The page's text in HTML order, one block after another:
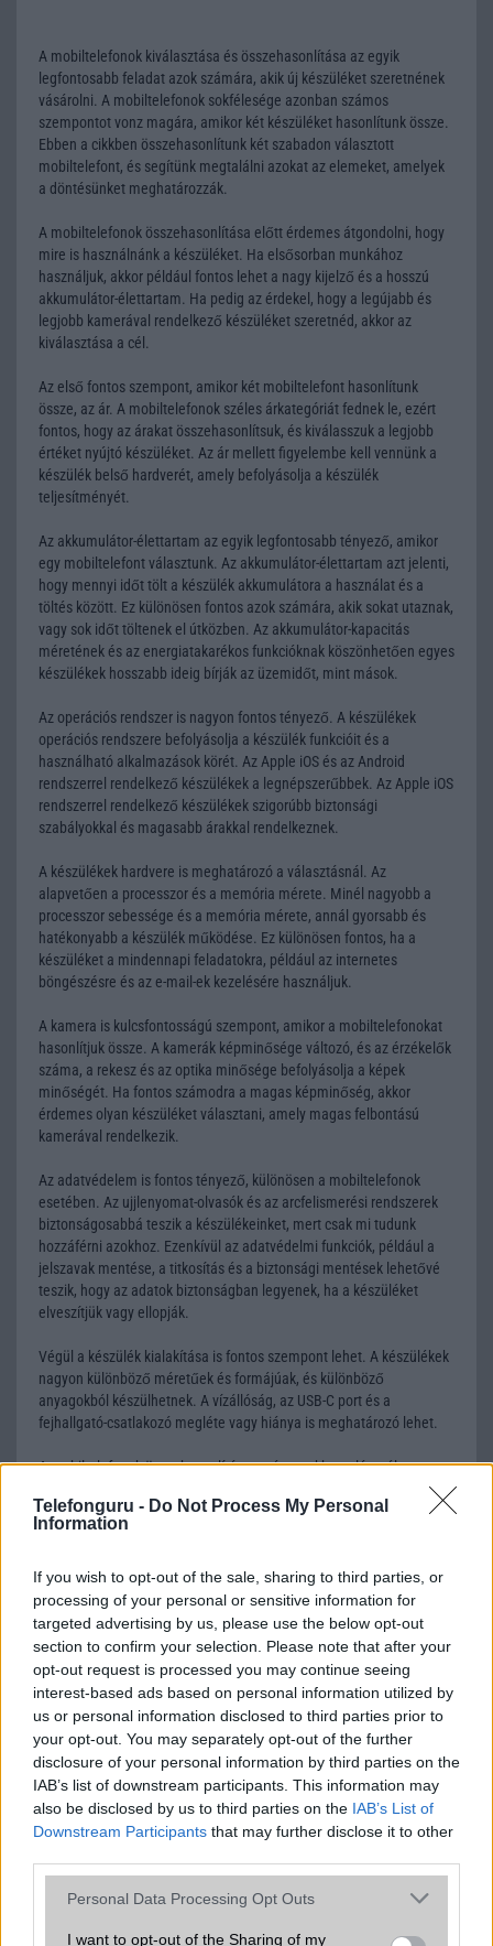
Telefonguru - Do Not Process My Personal
Information
If you wish to opt-out of the sale, sharing to third parties, or
processing of your personal or sensitive information for
targeted advertising by us, please use the below opt-out
section to confirm your selection. Please note that after your
opt-out request is processed you may continue seeing
interest-based ads based on personal information utilized by
us or personal information disclosed to third parties prior to
your opt-out. You may separately opt-out of the further
disclosure of your personal information by third parties on the
IAB’s list of downstream participants. This information may
also be disclosed by us to third parties on the IAB’s List of
Downstream Participants that may further disclose it to other
Please note that this website/app uses one or more Google
not limited to your visit or usage behaviour. You may click to
Personal Data Processing Opt Outs
I want to opt-out of the Sharing of my
A mobiltelefonok kiválasztása és összehasonlítása az egyik
legfontosabb feladat azok számára, akik új készüléket szeretnének
vásárolni. A mobiltelefonok sokfélesége azonban számos
szempontot vonz magára, amikor két készüléket hasonlítunk össze.
Ebben a cikkben összehasonlítunk két szabadon választott
mobiltelefont, és segítünk megtalálni azokat az elemeket, amelyek
a döntésünket meghatározzák.
A mobiltelefonok összehasonlítása előtt érdemes átgondolni, hogy
mire is használnánk a készüléket. Ha elsősorban munkához
használjuk, akkor például fontos lehet a nagy kijelző és a hosszú
akkumulátor-élettartam. Ha pedig az érdekel, hogy a legújabb és
legjobb kamerával rendelkező készüléket szeretnéd, akkor az
kiválasztása a cél.
Az első fontos szempont, amikor két mobiltelefont hasonlítunk
össze, az ár. A mobiltelefonok széles árkategóriát fednek le, ezért
fontos, hogy az árakat összehasonlítsuk, és kiválasszuk a legjobb
értéket nyújtó készüléket. Az ár mellett figyelembe kell vennünk a
készülék belső hardverét, amely befolyásolja a készülék
teljesítményét.
Az akkumulátor-élettartam az egyik legfontosabb tényező, amikor
egy mobiltelefont választunk. Az akkumulátor-élettartam azt jelenti,
hogy mennyi időt tölt a készülék akkumulátora a használat és a
töltés között. Ez különösen fontos azok számára, akik sokat utaznak,
vagy sok időt töltenek el útközben. Az akkumulátor-kapacitás
méretének és az energiatakarékos funkcióknak köszönhetően egyes
készülékek hosszabb ideig bírják az üzemidőt, mint mások.
Az operációs rendszer is nagyon fontos tényező. A készülékek
operációs rendszere befolyásolja a készülék funkcióit és a
használható alkalmazások körét. Az Apple iOS és az Android
rendszerrel rendelkező készülékek a legnépszerűbbek. Az Apple iOS
rendszerrel rendelkező készülékek szigorúbb biztonsági
szabályokkal és magasabb árakkal rendelkeznek.
A készülékek hardvere is meghatározó a választásnál. Az
alapvetően a processzor és a memória mérete. Minél nagyobb a
processzor sebessége és a memória mérete, annál gyorsabb és
hatékonyabb a készülék működése. Ez különösen fontos, ha a
készüléket a mindennapi feladatokra, például az internetes
böngészésre és az e-mail-ek kezelésére használjuk.
A kamera is kulcsfontosságú szempont, amikor a mobiltelefonokat
hasonlítjuk össze. A kamerák képminősége változó, és az érzékelők
száma, a rekesz és az optika minősége befolyásolja a képek
minőségét. Ha fontos számodra a magas képminőség, akkor
érdemes olyan készüléket választani, amely magas felbontású
kamerával rendelkezik.
Az adatvédelem is fontos tényező, különösen a mobiltelefonok
esetében. Az ujjlenyomat-olvasók és az arcfelismerési rendszerek
biztonságosabbá teszik a készülékeinket, mert csak mi tudunk
hozzáférni azokhoz. Ezenkívül az adatvédelmi funkciók, például a
jelszavak mentése, a titkosítás és a biztonsági mentések lehetővé
teszik, hogy az adatok biztonságban legyenek, ha a készüléket
elveszítjük vagy ellopják.
Végül a készülék kialakítása is fontos szempont lehet. A készülékek
nagyon különböző méretűek és formájúak, és különböző
anyagokból készülhetnek. A vízállóság, az USB-C port és a
fejhallgató-csatlakozó megléte vagy hiánya is meghatározó lehet.
A mobiltelefonok összehasonlítása az ár, az akkumulátor-élettartam,
az operációs rendszer, a hardver, a kamera, az adatvédelem és a
kialakítás szempontjából döntő fontosságú lehet. Ezek a
szempontok kritikusak ahhoz, hogy megtaláljuk azokat a
elvárásainknak.
Végül azt is fontos tudni, hogy a mobiltelefonok összehasonlítása
során minden felhasználó egyéni preferenciákkal rendelkezik, így a
választásuk eltérhet. Azonban azok, akik számára fontos a nagyobb
kijelző, hosszabb üzemidő, hatékony
MOBILTELEFON MÁRKÁK
Apple
Honor
Huawei